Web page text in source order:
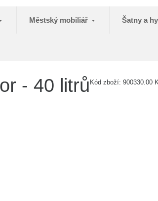
Městský mobiliář Šatny a
- 40 litrů Kód zboží:900330.00